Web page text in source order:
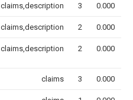
claims,description 3 0.000
claims,description 2 0.000
claims,description 2 0.000
claims 3 0.000